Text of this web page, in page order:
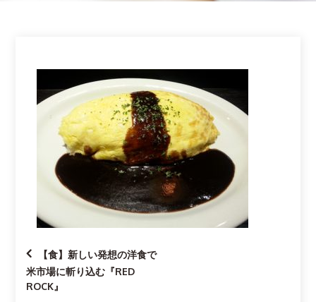
投
稿
【食】新しい発想の洋食で
米市場に斬り込む『RED
ROCK』